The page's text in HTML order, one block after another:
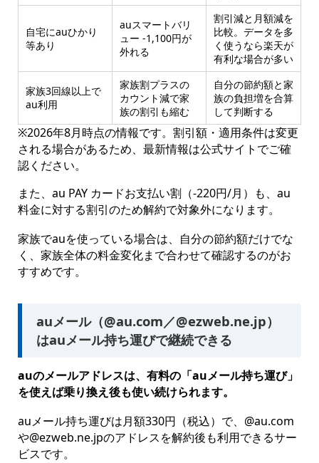
自宅にauひかり
等あり
auスマートバリ
ュー -1,100円が
外れる
割引減と月額減を
比較。データを多
く使うなら楽天が
有利な場合が多い
家族3回線以上で
au利用
家族割プラスの
カウント減で家
族の割引も縮む
自分の節約額と家
族の負担増を合算
して判断する
※2026年8月時点の情報です。割引額・適用条件は変更
される場合があるため、最新情報は公式サイトでご確
認ください。
また、au PAY カードお支払い割（-220円/月）も、au
料金に対する割引のため解約で対象外になります。
家族でauを使っている場合は、自分の節約額だけでな
く、家族全体の料金変化まで合わせて確認するのがお
すすめです。
auメール（@au.com／@ezweb.ne.jp）
はauメール持ち運びで継続できる
auのメールアドレスは、有料の「auメール持ち運び」
を使えば乗り換え後も使い続けられます。
auメール持ち運びは月額330円（税込）で、@au.com
や@ezweb.ne.jpのアドレスを解約後も利用できるサー
ビスです。